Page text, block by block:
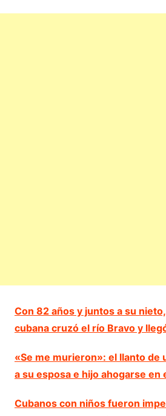
Con 82 años y juntos a su
cubana cruzó el río Bravo y
«Se me murieron»: el llanto de
a su esposa e hijo ahogarse en
Cubanos con niños fueron